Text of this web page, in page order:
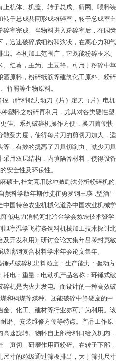
上机体、机盖、转子总成、筛网、喂料装
转子总成共同形成粉碎室，转子总成室主
碎室完成。当物料进入粉碎室后，在园齿
，迅速破碎成细粉和浆状，在离心力和气
。本机加工范围广，它既能粉碎玉米、
、红薯，玉为、土豆等。可用于粉碎中草
酒原料，粉碎纸筋等建筑化工原料、粉碎
竹屑等生物原料。
（碎料能力动刀（片）定刀（片）电机
塑料之粉碎再利用，尤其对各类硬性塑
佳。系列破碎机操作方便，换刀简便快
散受力度，使得每片刀的剪切刀加大，适
等，有效的提高了刀具切削力、减少刀具
采用双层结构，内填隔音材料，使得设备
安全性及环保性。
硕士,杜文亮用脉冲激励法分析粉碎机的
然科学版年期付捷崔勇罗钢王瑛-.型酒厂
中国特色农业机械化道路中国农业机械学
低电力消耗河北冶金学会炼铁技术暨学
旭宇温学飞柠条饲料机械加工技术探讨北
及开发利用》研讨会论文集年吕琴封惠敏
璃钢复合材料学术年会论文集年。
式破碎机出料粒度：生产能力：驱动方
耗电：重量：电动机产品名称：环锤式破
碎机是为火力发电厂而设计的一种高效破
和褐煤等煤种。还能破碎中等硬度的中
金、化工、建材等行业亦可广为利用。该
磨、安装维修方便等特点。产品工作原
速旋转。物料自上部给料口给入机内，
剪切、研磨作用而粉碎。在转子下部，
尺寸的粒级通过筛板排出，大于筛孔尺寸